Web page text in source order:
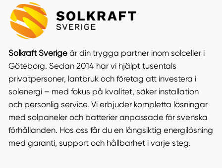
Solkraft Sverigeär din trygga partner inom solceller i
Göteborg. Sedan 2014 har vi hjälpt tusentals
privatpersoner, lantbruk och företag att investera i
solenergi – med fokus på kvalitet, säker installation
och personlig service. Vi erbjuder kompletta lösningar
med solpaneler och batterier anpassade för svenska
förhållanden. Hos oss får du en långsiktig energilösning
med garanti, support och hållbarhet i varje steg.